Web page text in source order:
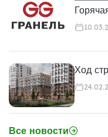
Ход
Все новости